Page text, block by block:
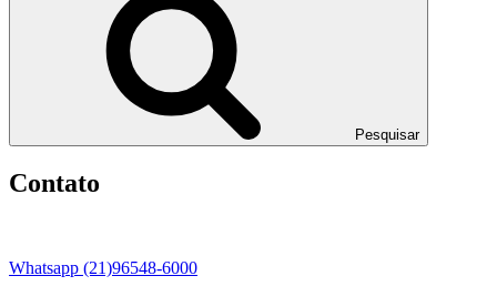
Pesquisar
Contato
Whatsapp (21)96548-6000